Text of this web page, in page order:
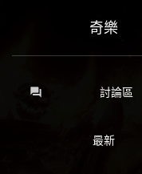
奇樂
forum 討論區
最新